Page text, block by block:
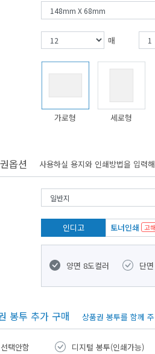
매
가로형 세로형
옵션 사용하실 용지와 인쇄방법을 입력
인디고 토너인쇄 고
양면 8도컬러 단
봉투 추가 구매 상품권 봉투를 함께
택안함 디지털 봉투(인쇄가능)